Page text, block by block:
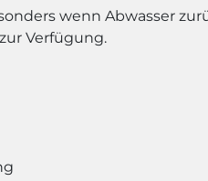
wenn Abwasser
Verfügung.